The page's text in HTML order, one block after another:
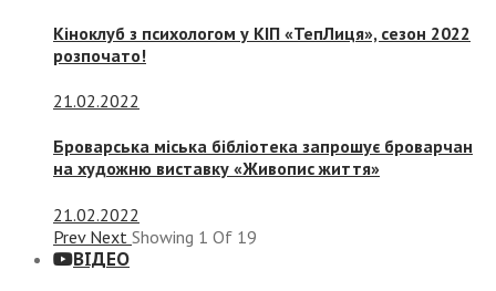
Кіноклуб з психологом у КІП «ТепЛиця», сезон 2022
розпочато!
21.02.2022
Броварська міська бібліотека запрошує броварчан
на художню виставку «Живопис життя»
21.02.2022
Prev Next Showing 1 Of 19
ВІДЕО